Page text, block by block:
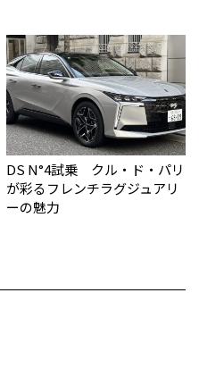
DS N°4試乗 クル・ド・パリ
が彩るフレンチラグジュアリ
ーの魅力